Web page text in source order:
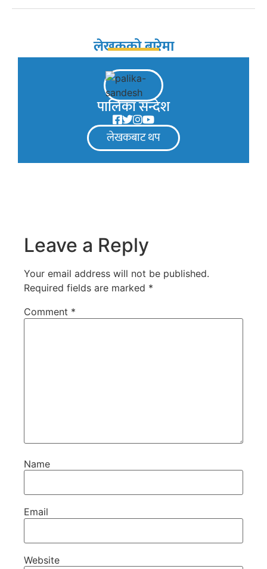
लेखकको बारेमा
पालिका सन्देश
लेखकबाट थप
Leave a Reply
Your email address will not be published.
Required fields are marked *
Comment *
Name
Email
Website